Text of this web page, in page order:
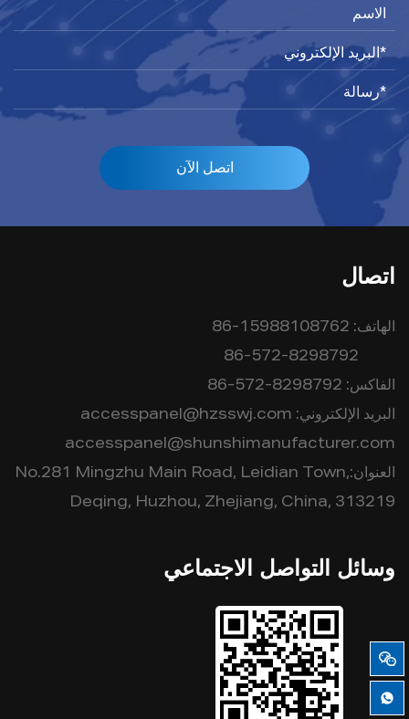
اتصل الآن
اتصال
الهاتف: 86-15988108762
86-572-8298792
الفاكس: 86-572-8298792
البريد الإلكتروني: accesspanel@hzsswj.com
accesspanel@shunshimanufacturer.com
العنوان:No.281 Mingzhu Main Road, Leidian Town,
Deqing, Huzhou, Zhejiang, China, 313219
وسائل التواصل الاجتماعي